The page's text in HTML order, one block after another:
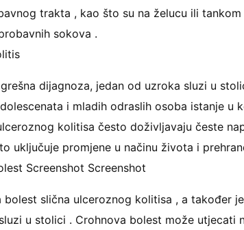
trakta , kao što su na želucu ili
sokova .
dijagnoza, jedan od uzroka sluzi u
i mladih odraslih osoba istanje u
kolitisa često doživljavaju česte
uključuje promjene u načinu života i
Screenshot Screenshot
bolest slična ulceroznog kolitisa , a također
u stolici . Crohnova bolest može utjecati